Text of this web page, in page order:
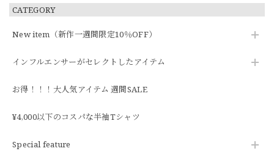
CATEGORY
New item（新作一週間限定10％OFF）
インフルエンサーがセレクトしたアイテム
お得！！！大人気アイテム 週間SALE
¥4,000以下のコスパな半袖Tシャツ
Special feature